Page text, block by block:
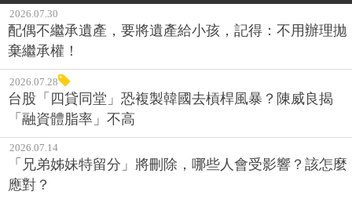
2026.07.30
配偶不繼承遺產，要將遺產給小孩，記得：不用辦理拋
棄繼承權！
2026.07.28
台股「四貸同堂」恐複製韓國去槓桿風暴？陳威良揭
「融資體脂率」不高
2026.07.14
「兄弟姊妹特留分」將刪除，哪些人會受影響？該怎麼
應對？